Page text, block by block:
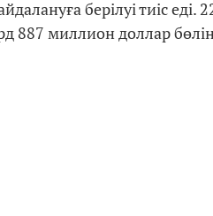
берілуі тиіс
887 миллион доллар